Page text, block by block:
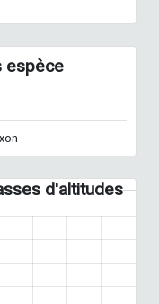
espèce
d'altitudes